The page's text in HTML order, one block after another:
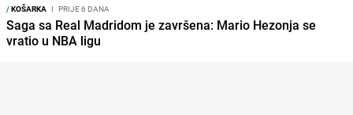
/KOŠARKA I PRIJE 6 DANA
Saga sa Real Madridom je završena: Mario Hezonja se
vratio u NBA ligu